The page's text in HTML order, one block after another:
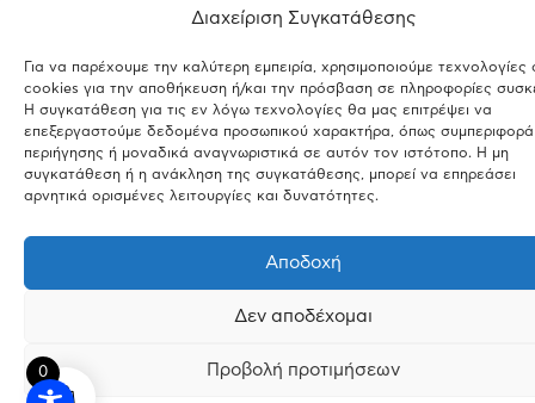
Διαχείριση Συγκατάθεσης
Για να παρέχουμε την καλύτερη εμπειρία, χρησιμοποιούμε τεχνολογίες
cookies για την αποθήκευση ή/και την πρόσβαση σε πληροφορίες
Η συγκατάθεση για τις εν λόγω τεχνολογίες θα μας επιτρέψει να
επεξεργαστούμε δεδομένα προσωπικού χαρακτήρα, όπως συμπεριφορά
περιήγησης ή μοναδικά αναγνωριστικά σε αυτόν τον ιστότοπο. Η μη
συγκατάθεση ή η ανάκληση της συγκατάθεσης, μπορεί να επηρεάσει
αρνητικά ορισμένες λειτουργίες και δυνατότητες.
Αποδοχή
Δεν αποδέχομαι
Προβολή προτιμήσεων
0